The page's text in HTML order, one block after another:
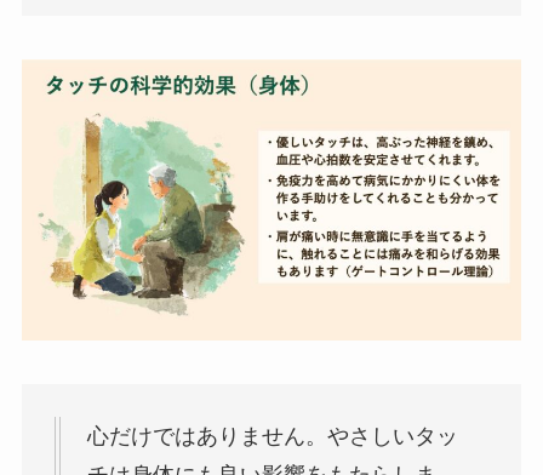
心だけではありません。やさしいタッ